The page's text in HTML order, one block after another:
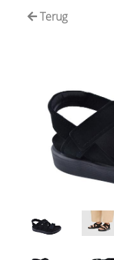
Terug